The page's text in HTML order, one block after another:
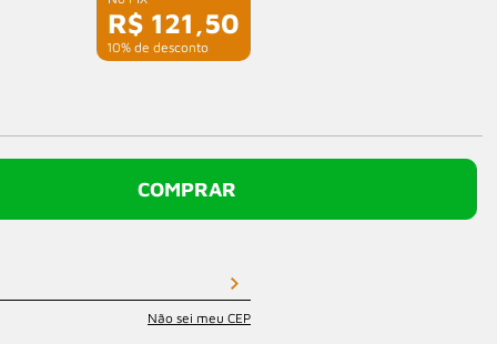
R$ 121,50
com 10% de desconto
COMPRAR
Não sei meu CEP